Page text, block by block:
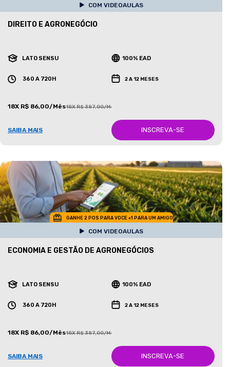
COM VIDEOAULAS
DIREITO E AGRONEGÓCIO
LATO SENSU 100% EAD
360 A 720H 2 A 12 MESES
18X R$ 86,00/Mês18X R$ 387,00/Mês
SAIBA MAIS INSCREVA-SE
GANHE 2 POS PARA VOCE +1 PARA UM AMIGO
COM VIDEOAULAS
ECONOMIA E GESTÃO DE AGRONEGÓCIOS
LATO SENSU 100% EAD
360 A 720H 2 A 12 MESES
18X R$ 86,00/Mês18X R$ 387,00/Mês
SAIBA MAIS INSCREVA-SE